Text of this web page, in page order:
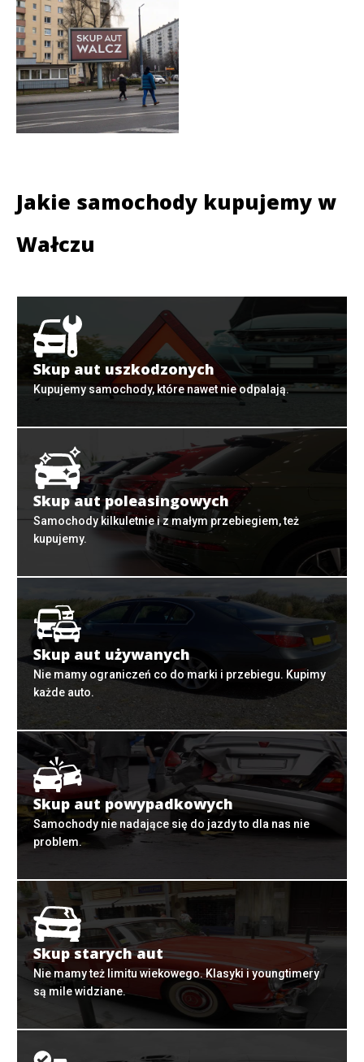
Jakie samochody kupujemy w
Wałczu
Skup aut uszkodzonych
Kupujemy samochody, które nawet nie odpalają.
Skup aut poleasingowych
Samochody kilkuletnie i z małym przebiegiem, też
kupujemy.
Skup aut używanych
Nie mamy ograniczeń co do marki i przebiegu. Kupimy
każde auto.
Skup aut powypadkowych
Samochody nie nadające się do jazdy to dla nas nie
problem.
Skup starych aut
Nie mamy też limitu wiekowego. Klasyki i youngtimery
są mile widziane.